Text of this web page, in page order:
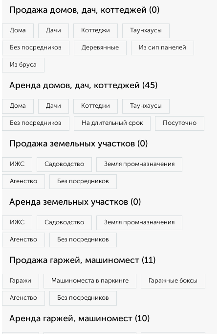
Продажа домов, дач, коттеджей (0)
Дома Дачи Коттеджи Таунхаусы
Без посредников Деревянные Из сип панелей
Из бруса
Аренда домов, дач, коттеджей (45)
Дома Дачи Коттеджи Таунхаусы
Без посредников На длительный срок Посуточно
Продажа земельных участков (0)
ИЖС Садоводство Земля промназначения
Агенство Без посредников
Аренда земельных участков (0)
ИЖС Садоводство Земля промназначения
Агенство Без посредников
Продажа гаржей, машиномест (11)
Гаражи Машиноместа в паркинге Гаражные боксы
Агенство Без посредников
Аренда гаржей, машиномест (10)